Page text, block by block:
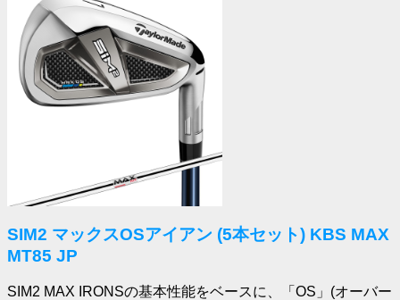
SIM2 マックスOSアイアン (5本セット) KBS MAX
MT85 JP
SIM2 MAX IRONSの基本性能をベースに、「OS」(オーバー